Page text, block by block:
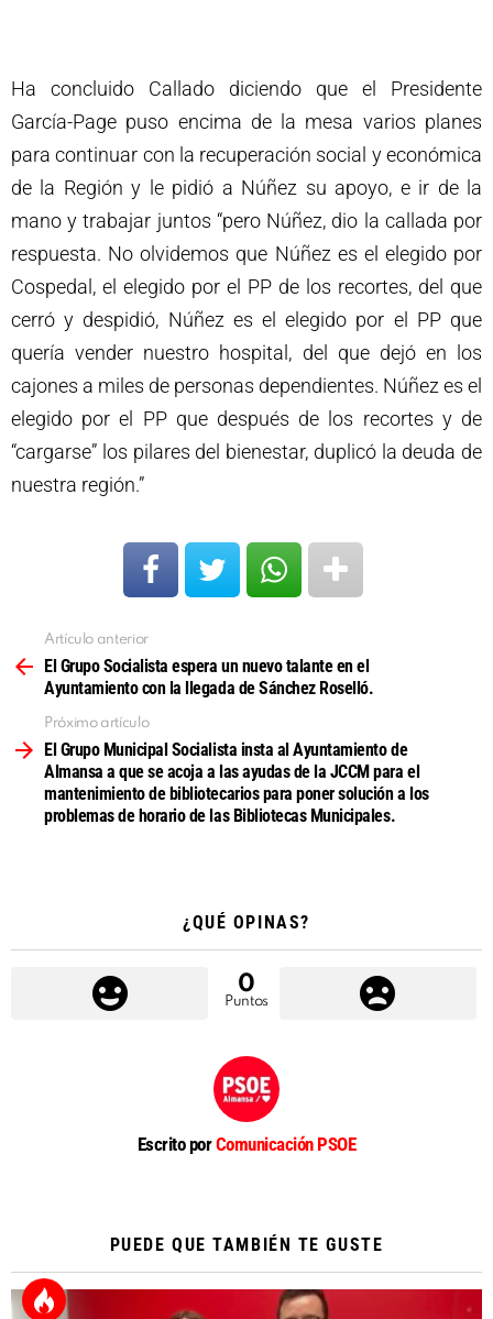
Ha concluido Callado diciendo que el Presidente
García-Page puso encima de la mesa varios planes
para continuar con la recuperación social y económica
de la Región y le pidió a Núñez su apoyo, e ir de la
mano y trabajar juntos “pero Núñez, dio la callada por
respuesta. No olvidemos que Núñez es el elegido por
Cospedal, el elegido por el PP de los recortes, del que
cerró y despidió, Núñez es el elegido por el PP que
quería vender nuestro hospital, del que dejó en los
cajones a miles de personas dependientes. Núñez es el
elegido por el PP que después de los recortes y de
“cargarse” los pilares del bienestar, duplicó la deuda de
nuestra región.”
más
Artículo anterior
El Grupo Socialista espera un nuevo talante en el
Ayuntamiento con la llegada de Sánchez Roselló.
Próximo artículo
El Grupo Municipal Socialista insta al Ayuntamiento de
Almansa a que se acoja a las ayudas de la JCCM para el
mantenimiento de bibliotecarios para poner solución a los
problemas de horario de las Bibliotecas Municipales.
¿QUÉ OPINAS?
0
Puntos
Escrito porComunicación PSOE
PUEDE QUE TAMBIÉN TE GUSTE